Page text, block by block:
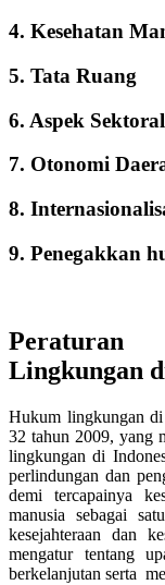
4. Kesehatan
5. Tata Ruang
6. Aspek Sektoral
7. Otonomi
8.
9. Penegakkan
Peraturan
Lingkungan
Hukum lingkungan
32 tahun 2009, yang
lingkungan di
perlindungan dan
demi tercapainya
manusia sebagai
kesejahteraan dan
mengatur tentang
berkelanjutan serta